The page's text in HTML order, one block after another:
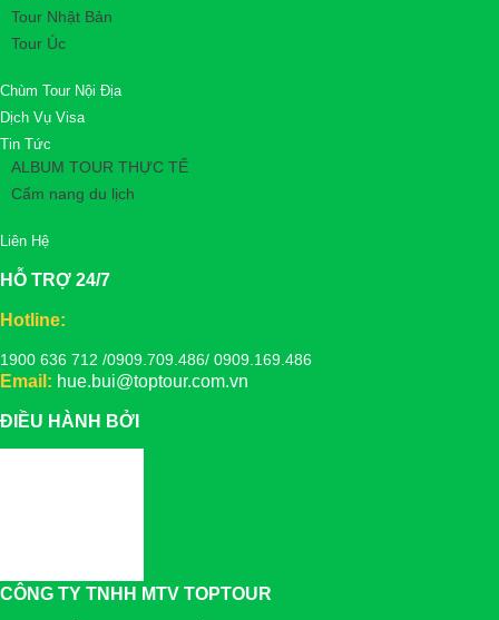
Tour Nhật Bản
Tour Úc
Chùm Tour Nội Địa
Dịch Vụ Visa
Tin Tức
ALBUM TOUR THỰC TẾ
Cẩm nang du lịch
Liên Hệ
HỖ TRỢ 24/7
Hotline:
1900 636 712 /0909.709.486/ 0909.169.486
Email: hue.bui@toptour.com.vn
ĐIỀU HÀNH BỞI
CÔNG TY TNHH MTV TOPTOUR